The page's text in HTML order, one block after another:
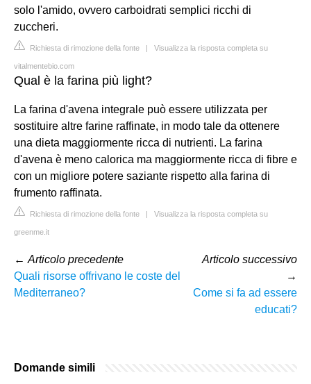
solo l'amido, ovvero carboidrati semplici ricchi di
zuccheri.
Richiesta di rimozione della fonte | Visualizza la risposta completa su
vitalmentebio.com
Qual è la farina più light?
La farina d'avena integrale può essere utilizzata per
sostituire altre farine raffinate, in modo tale da ottenere
una dieta maggiormente ricca di nutrienti. La farina
d'avena è meno calorica ma maggiormente ricca di fibre e
con un migliore potere saziante rispetto alla farina di
frumento raffinata.
Richiesta di rimozione della fonte | Visualizza la risposta completa su
greenme.it
← Articolo precedente
Quali risorse offrivano le coste del
Mediterraneo?
Articolo successivo
→
Come si fa ad essere
educati?
Domande simili